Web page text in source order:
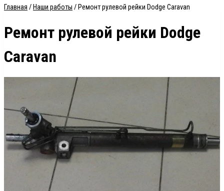
Главная / Наши работы / Ремонт рулевой рейки Dodge Caravan
Ремонт рулевой рейки Dodge
Caravan